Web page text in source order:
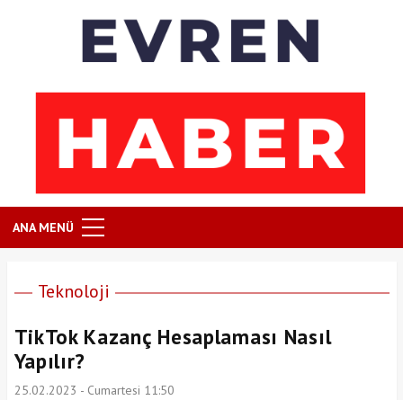
ANA MENÜ
Teknoloji
TikTok Kazanç Hesaplaması Nasıl
Yapılır?
25.02.2023 - Cumartesi 11:50